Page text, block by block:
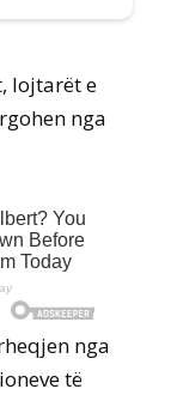
lojtarët e
nga
nga
të